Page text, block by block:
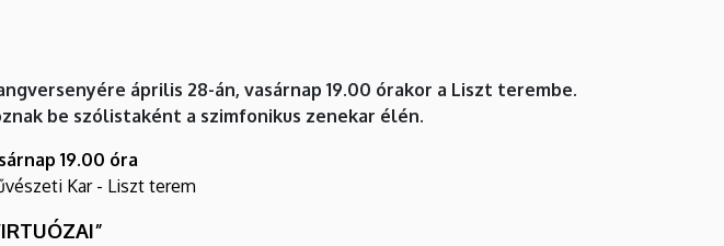
április 28-án, vasárnap 19.00 órakor a Liszt terembe.
be szólistaként a szimfonikus zenekar élén.
19.00 óra
Kar - Liszt terem